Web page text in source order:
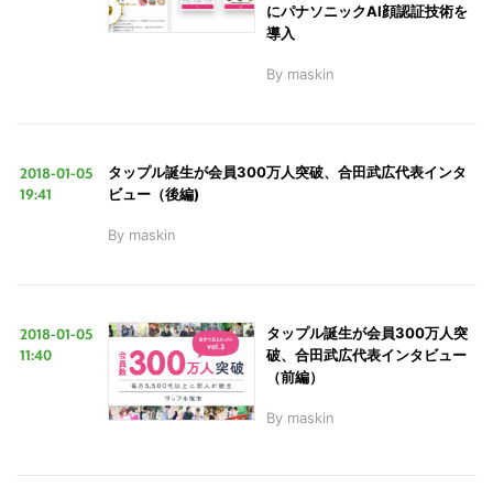
にパナソニックAI顔認証技術を
導入
By maskin
2018-01-05
19:41
タップル誕生が会員300万人突破、合田武広代表インタ
ビュー（後編)
By maskin
2018-01-05
11:40
タップル誕生が会員300万人突
破、合田武広代表インタビュー
（前編）
By maskin